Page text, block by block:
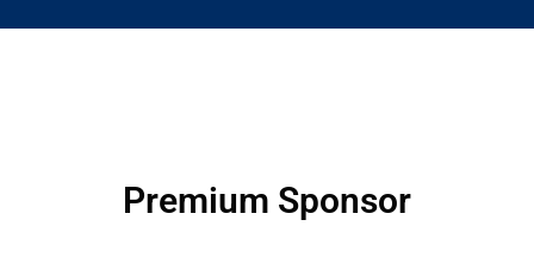
Premium Sponsor